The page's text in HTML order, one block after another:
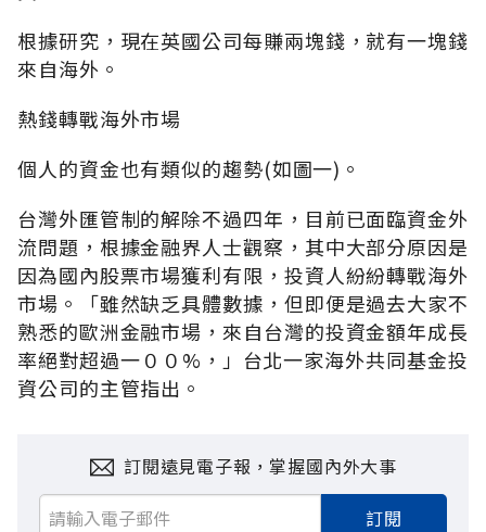
根據研究，現在英國公司每賺兩塊錢，就有一塊錢
來自海外。
熱錢轉戰海外市場
個人的資金也有類似的趨勢(如圖一)。
台灣外匯管制的解除不過四年，目前已面臨資金外
流問題，根據金融界人士觀察，其中大部分原因是
因為國內股票市場獲利有限，投資人紛紛轉戰海外
市場。「雖然缺乏具體數據，但即便是過去大家不
熟悉的歐洲金融市場，來自台灣的投資金額年成長
率絕對超過一００%，」台北一家海外共同基金投
資公司的主管指出。
訂閱遠見電子報，掌握國內外大事
訂閱